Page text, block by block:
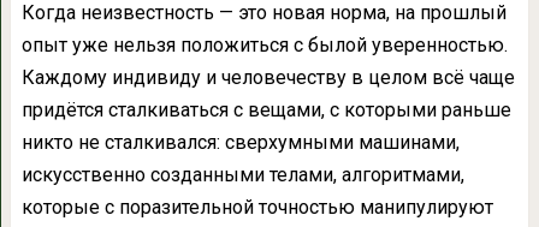
Когда неизвестность — это новая норма, на прошлый
опыт уже нельзя положиться с былой уверенностью.
Каждому индивиду и человечеству в целом всё чаще
придётся сталкиваться с вещами, с которыми раньше
никто не сталкивался: сверхумными машинами,
искусственно созданными телами, алгоритмами,
которые с поразительной точностью манипулируют